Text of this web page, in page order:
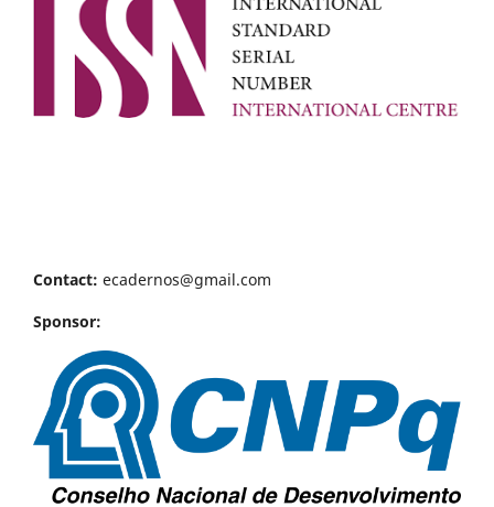
Contact: ecadernos@gmail.com
Sponsor: